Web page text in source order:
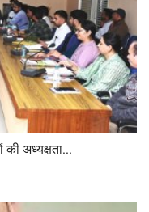
की अध्यक्षता...